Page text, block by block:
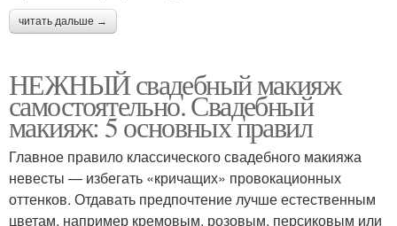
читать дальше →
НЕЖНЫЙ свадебный макияж
самостоятельно. Свадебный
макияж: 5 основных правил
Главное правило классического свадебного макияжа
невесты — избегать «кричащих» провокационных
оттенков. Отдавать предпочтение лучше естественным
цветам, например кремовым, розовым, персиковым или